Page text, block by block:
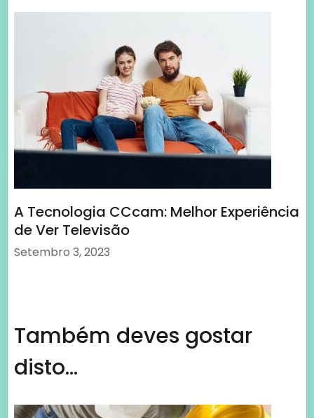
A Tecnologia CCcam: Melhor Experiência
de Ver Televisão
Setembro 3, 2023
Também deves gostar
disto...